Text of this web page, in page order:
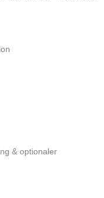
& optionaler